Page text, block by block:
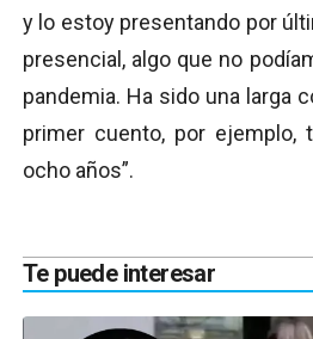
y lo estoy presentando por
presencial, algo que no
pandemia. Ha sido una larga
primer cuento, por ejemplo,
ocho años”.
Te puede interesar